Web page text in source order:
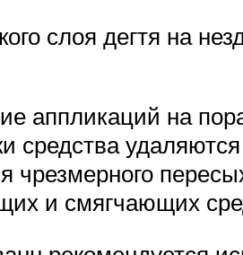
слоя дегтя на
аппликаций на
средства
и смягчающих